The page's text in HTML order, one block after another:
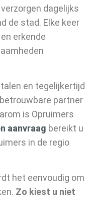
dagelijks
de stad. Elke keer
erkende
en tegelijkertijd
partner
is Opruimers
aanvraag bereikt u
in de regio
het eenvoudig om
Zo kiest u niet